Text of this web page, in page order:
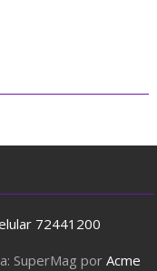
72441200
SuperMag porAcme